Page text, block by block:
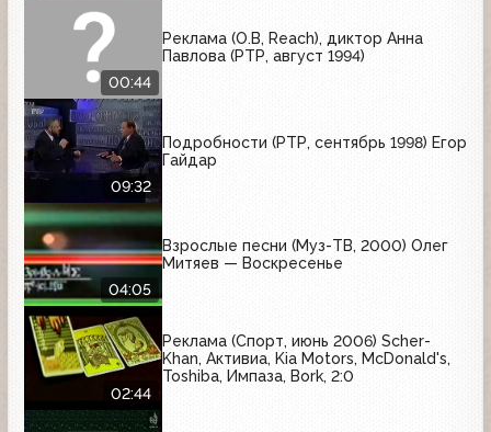
00:44
Реклама (O.B, Reach), диктор Анна
Павлова (РТР, август 1994)
09:32
Подробности (РТР, сентябрь 1998) Егор
Гайдар
04:05
Взрослые песни (Муз-ТВ, 2000) Олег
Митяев — Воскресенье
02:44
Реклама (Спорт, июнь 2006) Scher-
Khan, Активиа, Kia Motors, McDonald's,
Toshiba, Импаза, Bork, 2:0